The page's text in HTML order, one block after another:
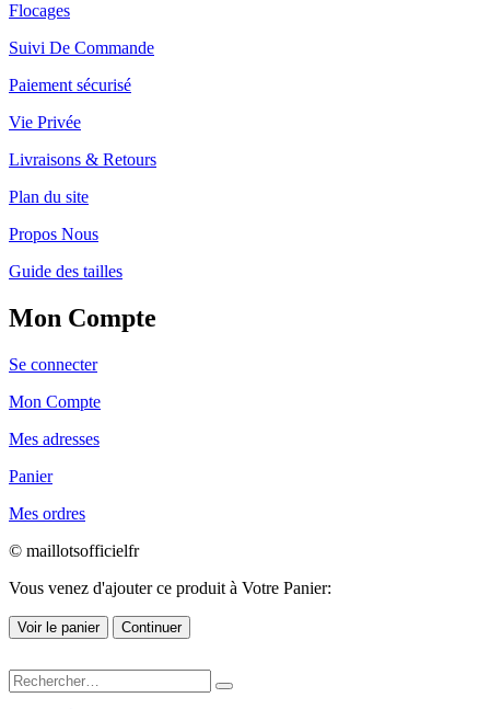
Flocages
Suivi De Commande
Paiement sécurisé
Vie Privée
Livraisons & Retours
Plan du site
Propos Nous
Guide des tailles
Mon Compte
Se connecter
Mon Compte
Mes adresses
Panier
Mes ordres
© maillotsofficielfr
Vous venez d'ajouter ce produit à Votre Panier:
Voir le panier Continuer